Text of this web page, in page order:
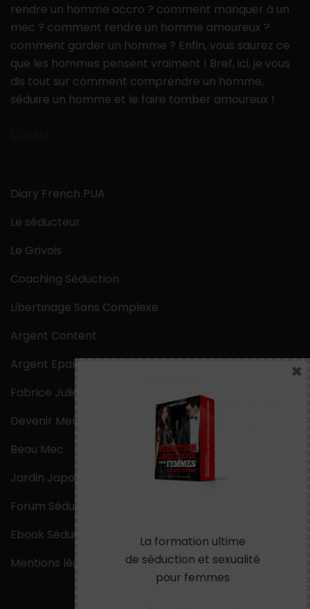
rendre un homme accro ? comment manquer à un
mec ? comment rendre un homme amoureux ?
comment garder un homme ? Enfin, vous saurez ce
que les hommes pensent vraiment ! Bref, ici, je vous
dis tout sur comment comprendre un homme,
séduire un homme et le faire tomber amoureux !
Diary French PUA
Le séducteur
Le Grivois
Coaching Séduction
Libertinage Sans Complexe
Argent Content
Argent Epargne
Fabrice Julien
Devenir Mentaliste
Beau Mec
Jardin Japonais Zen
Forum Séduction
Ebook Séduction
Mentions légales
La formation ultime
de séduction et sexualité
pour femmes
×